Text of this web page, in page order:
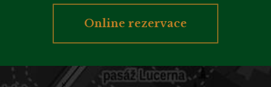
Online rezervace